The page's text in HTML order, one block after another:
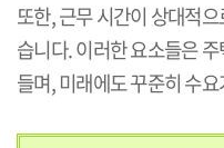
또한, 근무 시간이 상대적
습니다. 이러한 요소들은
들며, 미래에도 꾸준히 수